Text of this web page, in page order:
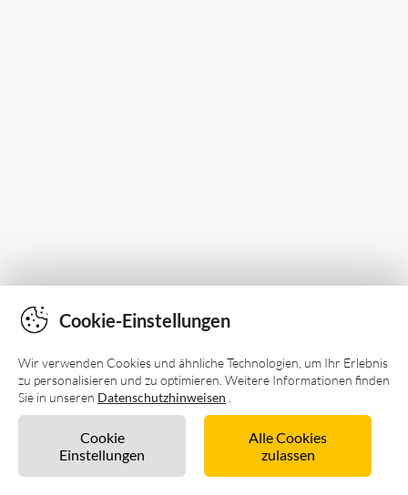
Unverbindlich anfragen
Cookie-Einstellungen
Wir verwenden Cookies und ähnliche Technologien, um Ihr Erlebnis
zu personalisieren und zu optimieren. Weitere Informationen finden
Sie in unseren Datenschutzhinweisen
Cookie
Einstellungen
Alle Cookies
zulassen